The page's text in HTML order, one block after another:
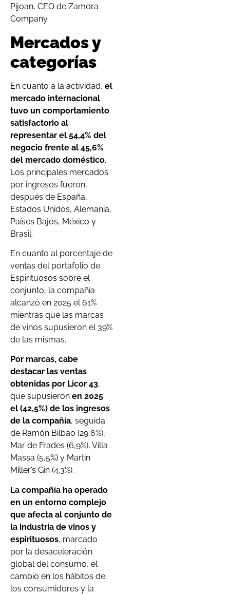
Pijoan, CEO de Zamora
Company.
Mercados y
categorías
En cuanto a la actividad, el
mercado internacional
tuvo un comportamiento
satisfactorio al
representar el 54,4% del
negocio frente al 45,6%
del mercado doméstico.
Los principales mercados
por ingresos fueron,
después de España,
Estados Unidos, Alemania,
Países Bajos, México y
Brasil.
En cuanto al porcentaje de
ventas del portafolio de
Espirituosos sobre el
conjunto, la compañía
alcanzó en 2025 el 61%
mientras que las marcas
de vinos supusieron el 39%
de las mismas.
Por marcas, cabe
destacar las ventas
obtenidas por Licor 43,
que supusieron en 2025
el (42,5%) de los ingresos
de la compañía, seguida
de Ramón Bilbao (29,6%),
Mar de Frades (6,9%), Villa
Massa (5,5%) y Martin
Miller’s Gin (4.3%).
La compañía ha operado
en un entorno complejo
que afecta al conjunto de
la industria de vinos y
espirituosos, marcado
por la desaceleración
global del consumo, el
cambio en los hábitos de
los consumidores y la